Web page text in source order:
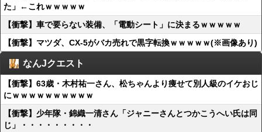
た」←これｗｗｗｗｗ
【衝撃】車で要らない装備、「電動シート」に決まるｗｗｗｗｗ
【衝撃】マツダ、CX-5がバカ売れで黒字転換ｗｗｗｗｗ(※画像あり)
なんJクエスト
【衝撃】63歳・木村祐一さん、松ちゃんより痩せて別人級のイケおじ
にｗｗｗｗｗｗｗｗｗｗ
【衝撃】少年隊・錦織一清さん「ジャニーさんとつかこうへい氏は同
じ」・・・・・・・・・